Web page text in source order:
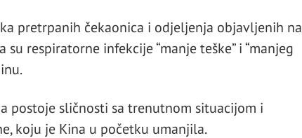
pretrpanih čekaonica i odjeljenja objavljenih na
respiratorne infekcije “manje teške” i “manjeg
postoje sličnosti sa trenutnom situacijom i
koju je Kina u početku umanjila.